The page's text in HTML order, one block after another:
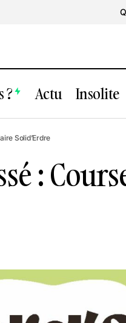
? Actu Insolite
passé :
Solid’Erdre
: